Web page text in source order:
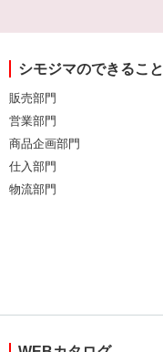
シモジマのできること
販売部門
営業部門
商品企画部門
仕入部門
物流部門